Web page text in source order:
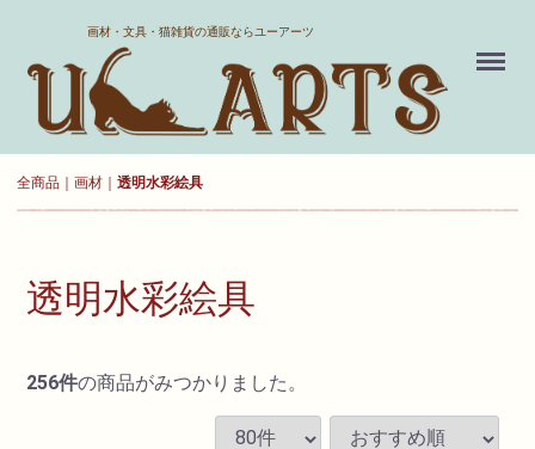
画材・文具・猫雑貨の通販ならユーアーツ
Menu
全商品 画材 透明水彩絵具
透明水彩絵具
256件の商品がみつかりました。
ホーム
送料について
新規会員登録
カート